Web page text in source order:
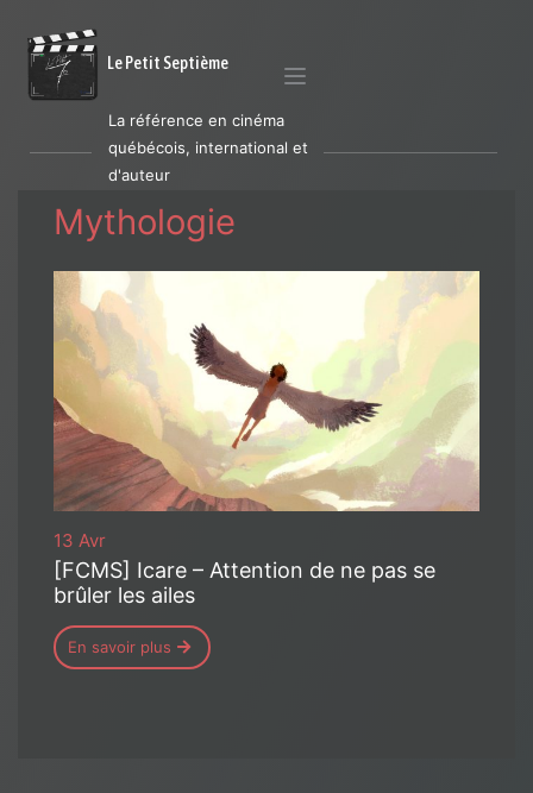
Le Petit Septième
La référence en cinéma
québécois, international et
d'auteur
Mythologie
13 Avr
[FCMS] Icare – Attention de ne pas se
brûler les ailes
En savoir plus